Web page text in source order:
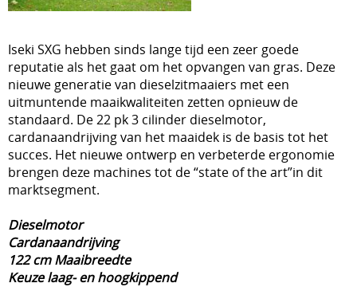
Iseki SXG hebben sinds lange tijd een zeer goede
reputatie als het gaat om het opvangen van gras. Deze
nieuwe generatie van dieselzitmaaiers met een
uitmuntende maaikwaliteiten zetten opnieuw de
standaard. De 22 pk 3 cilinder dieselmotor,
cardanaandrijving van het maaidek is de basis tot het
succes. Het nieuwe ontwerp en verbeterde ergonomie
brengen deze machines tot de “state of the art”in dit
marktsegment.
Dieselmotor
Cardanaandrijving
122 cm Maaibreedte
Keuze laag- en hoogkippend